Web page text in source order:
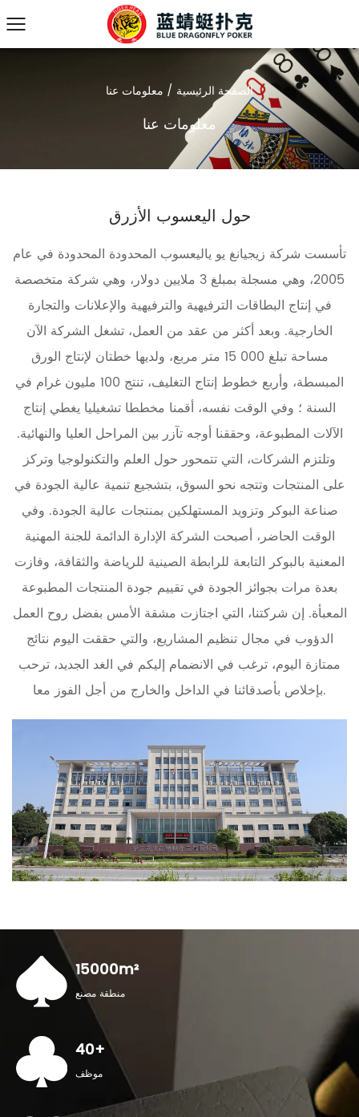
الصفحة الرئيسية / معلومات عنا
معلومات عنا
حول اليعسوب الأزرق
تأسست شركة زيجيانغ يو ياليعسوب المحدودة المحدودة في عام
2005، وهي مسجلة بمبلغ 3 ملايين دولار، وهي شركة متخصصة
في إنتاج البطاقات الترفيهية والترفيهية والإعلانات والتجارة
الخارجية. وبعد أكثر من عقد من العمل، تشغل الشركة الآن
مساحة تبلغ 000 15 متر مربع، ولديها خطتان لإنتاج الورق
المبسطة، وأربع خطوط إنتاج التغليف، تنتج 100 مليون غرام في
السنة ؛ وفي الوقت نفسه، أقمنا مخططا تشغيليا يغطي إنتاج
الآلات المطبوعة، وحققنا أوجه تآزر بين المراحل العليا والنهائية.
وتلتزم الشركات، التي تتمحور حول العلم والتكنولوجيا وتركز
على المنتجات وتتجه نحو السوق، بتشجيع تنمية عالية الجودة في
صناعة البوكر وتزويد المستهلكين بمنتجات عالية الجودة. وفي
الوقت الحاضر، أصبحت الشركة الإدارة الدائمة للجنة المهنية
المعنية بالبوكر التابعة للرابطة الصينية للرياضة والثقافة، وفازت
بعدة مرات بجوائز الجودة في تقييم جودة المنتجات المطبوعة
المعبأة. إن شركتنا، التي اجتازت مشقة الأمس بفضل روح العمل
الدؤوب في مجال تنظيم المشاريع، والتي حققت اليوم نتائج
ممتازة اليوم، ترغب في الانضمام إليكم في الغد الجديد، ترحب
بإخلاص بأصدقائنا في الداخل والخارج من أجل الفوز معا.
15000m²
منطقة مصنع
40+
موظف